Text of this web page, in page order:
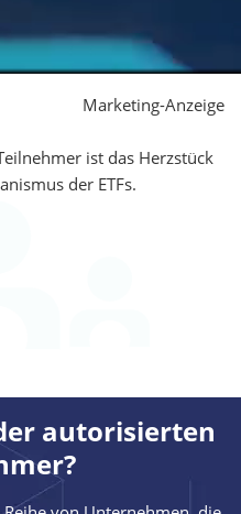
Marketing-Anzeige
ist das Herzstück
der ETFs.
autorisierten